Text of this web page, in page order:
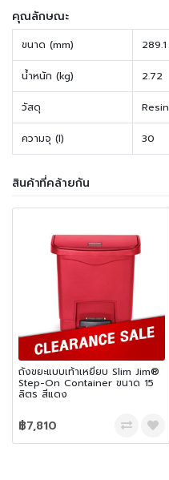
คุณลักษณะ
ขนาด (mm)
น้ำหนัก (kg) 2.72
วัสดุ Resin
ความจุ (l) 30
สินค้าที่คล้ายกัน
ถังขยะแบบเท้าเหยียบ Slim Jim®
Step-On Container ขนาด 15
ลิตร สีแดง
฿7,810